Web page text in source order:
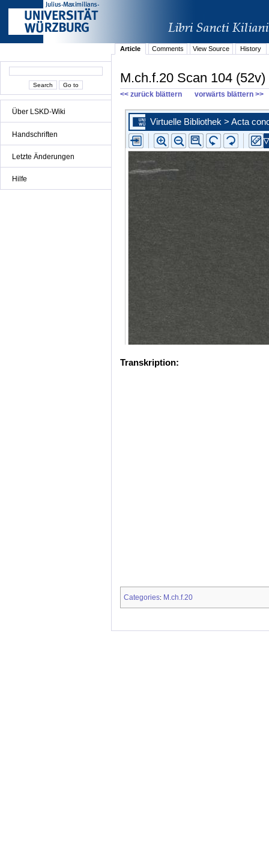
Über LSKD-Wiki
Handschriften
Letzte Änderungen
Hilfe
Article Comments View Source History
M.ch.f.20 Scan 104 (52v)
<< zurück blättern vorwärts blättern >>
Transkription:
Categories: M.ch.f.20